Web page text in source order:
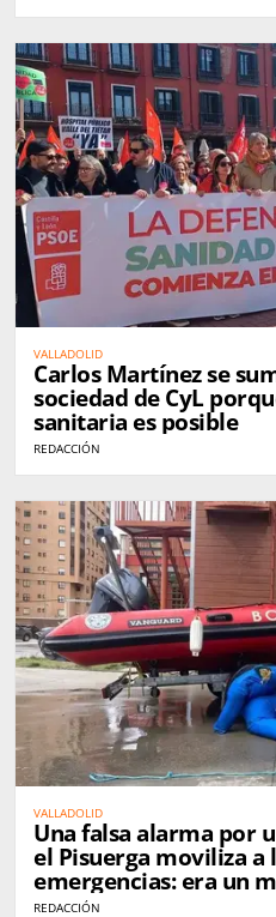
VALLADOLID
Carlos Martínez se
sociedad de CyL
sanitaria es posible
REDACCIÓN
VALLADOLID
Una falsa alarma por
el Pisuerga moviliza a
emergencias: era un
REDACCIÓN